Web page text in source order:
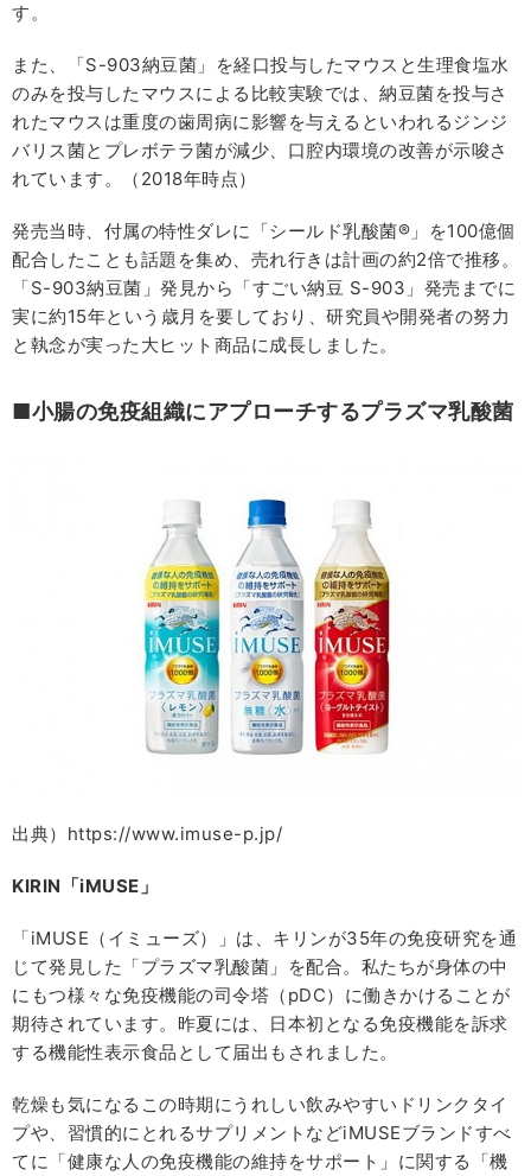
す。
また、「S-903納豆菌」を経口投与したマウスと生理食塩水
のみを投与したマウスによる比較実験では、納豆菌を投与さ
れたマウスは重度の歯周病に影響を与えるといわれるジンジ
バリス菌とプレボテラ菌が減少、口腔内環境の改善が示唆さ
れています。（2018年時点）
発売当時、付属の特性ダレに「シールド乳酸菌®」を100億個
配合したことも話題を集め、売れ行きは計画の約2倍で推移。
「S-903納豆菌」発見から「すごい納豆 S-903」発売までに
実に約15年という歳月を要しており、研究員や開発者の努力
と執念が実った大ヒット商品に成長しました。
■小腸の免疫組織にアプローチするプラズマ乳酸菌
出典）https://www.imuse-p.jp/
KIRIN 「iMUSE 」
「iMUSE（イミューズ）」は、キリンが35年の免疫研究を通
じて発見した「プラズマ乳酸菌」を配合。私たちが身体の中
にもつ様々な免疫機能の司令塔（pDC）に働きかけることが
期待されています。昨夏には、日本初となる免疫機能を訴求
する機能性表示食品として届出もされました。
乾燥も気になるこの時期にうれしい飲みやすいドリンクタイ
プや、習慣的にとれるサプリメントなどiMUSEブランドすべ
てに「健康な人の免疫機能の維持をサポート」に関する「機